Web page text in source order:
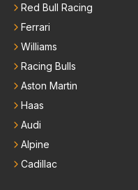
Red Bull Racing
Ferrari
Williams
Racing Bulls
Aston Martin
Haas
Audi
Alpine
Cadillac